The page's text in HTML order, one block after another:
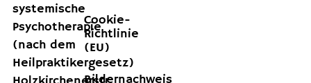
systemische
Psychotherapie
(nach dem
Heilpraktikergesetz)
Cookie-
Richtlinie
(EU)
Bildernachweis